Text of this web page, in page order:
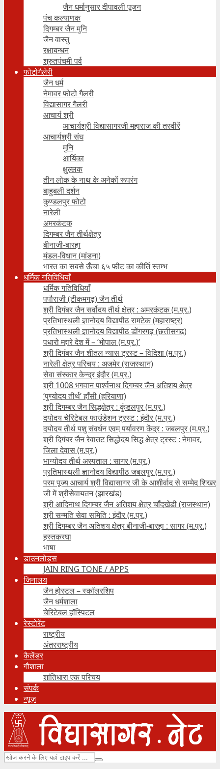
जैन धर्मानुसार दीपावली पूजन
पंच कल्याणक
दिगम्बर जैन मुनि
जैन वास्तु
रक्षाबन्धन
श्रुतपंचमी पर्व
फोटोगैलेरी
जैन धर्म
नेमावर फोटो गैलरी
विद्यासागर गैलरी
आचार्य श्री
आचार्यश्री विद्यासागरजी महाराज की तस्वीरें
आचार्यश्री संघ
मुनि
आर्यिका
क्षुल्लक
तीन लोक के नाथ के अनेकों रूपरंग
बाहुबली दर्शन
कुण्डलपुर फोटो
नारेली
अमरकंटक
दिगम्बर जैन तीर्थक्षेत्र
बीनाजी-बारहा
मंडल-विधान (मांडना)
भारत का सबसे ऊँचा ६५ फीट का कीर्ति स्तम्भ
धर्मिक गतिविधियाँ
धर्मिक गतिविधियाँ
पपौराजी (टीकमगढ़) जैन तीर्थ
श्री दिगंबर जैन सर्वोदय तीर्थ क्षेत्र : अमरकंटक (म.प्र.)
प्रतिभास्थली ज्ञानोदय विद्यापीठ रामटेक (महाराष्ट्र)
प्रतिभास्थली ज्ञानोदय विद्यापीठ डोंगरगढ़ (छत्तीसगढ़)
पधारो म्हारे देश में – ‘भोपाल (म.प्र.)’
श्री दिगंबर जैन शीतल न्यास ट्रस्ट – विदिशा (म.प्र.)
नारेली क्षेत्र परिचय : अजमेर (राजस्थान)
सेवा संस्कार केन्द्र इंदौर (म.प्र.)
श्री 1008 भगवान पार्श्वनाथ दिगम्बर जैन अतिशय क्षे‍त्र
‘पुण्योदय तीर्थ’ हाँसी (हरियाणा)
श्री दिगम्बर जैन सिद्धक्षेत्र : कुंडलपुर (म.प्र.)
दयोदय चेरिटेबल फाउंडेशन ट्रस्ट : इंदौर (म.प्र.)
दयोदय तीर्थ पशु संवर्धन एवम्‌ पर्यावरण केंद्र : जबलपुर (म.प्र.)
श्री दिगंबर जैन रेवातट सिद्धोदय सिद्ध क्षेत्र ट्रस्ट : नेमावर,
जिला देवास (म.प्र.)
भाग्योदय तीर्थ अस्पताल : सागर (म.प्र.)
प्रतिभास्थली ज्ञानोदय विद्यापीठ जबलपुर (म.प्र.)
परम पूज्य आचार्य श्री विद्यासागर जी के आशीर्वाद से सम्मेद शिखर
जी में श्रीसेवायतन (झारखंड)
श्री आदिनाथ दिगम्बर जैन अतिशय क्षेत्र चाँदखेडी (राजस्थान)
श्री सन्मति सेवा समिति : इंदौर (म.प्र.)
श्री दिगम्बर जैन अतिशय क्षेत्र बीनाजी-बारहा : सागर (म.प्र.)
हस्तकरघा
भाषा
डाउनलोड्स
JAIN RING TONE / APPS
जिनालय
जैन होस्टल – स्कॉलरशिप
जैन धर्मशाला
चेरिटेबल हॉस्पिटल
रेस्टोरेंट
राष्ट्रीय
अंतरराष्ट्रीय
कैलेंडर
गौशाला
शांतिधारा एक परिचय
संपर्क
न्यूज़